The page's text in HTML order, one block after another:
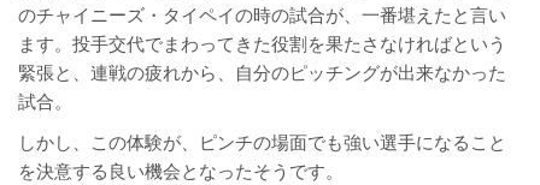
のチャイニーズ・タイペイの時の試合が、一番堪えたと言い
ます。投手交代でまわってきた役割を果たさなければという
緊張と、連戦の疲れから、自分のピッチングが出来なかった
試合。
しかし、この体験が、ピンチの場面でも強い選手になること
を決意する良い機会となったそうです。